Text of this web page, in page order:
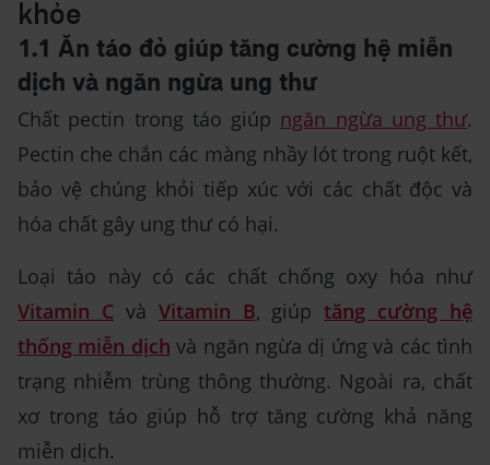
khỏe
1.1 Ăn táo đỏ giúp tăng cường hệ miễn
dịch và ngăn ngừa ung thư
Chất pectin trong táo giúp ngăn ngừa ung thư.
Pectin che chắn các màng nhầy lót trong ruột kết,
bảo vệ chúng khỏi tiếp xúc với các chất độc và
hóa chất gây ung thư có hại.
Loại táo này có các chất chống oxy hóa như
Vitamin Cvà Vitamin B, giúp tăng cường hệ
thống miễn dịch và ngăn ngừa dị ứng và các tình
trạng nhiễm trùng thông thường. Ngoài ra, chất
xơ trong táo giúp hỗ trợ tăng cường khả năng
miễn dịch.